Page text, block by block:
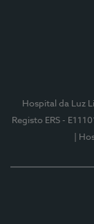
Hospital da Luz
Registo ERS -
|